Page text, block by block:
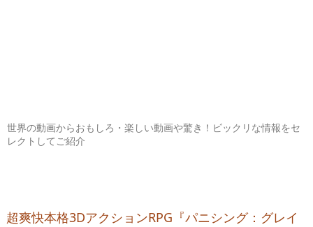
世界の動画からおもしろ・楽しい動画や驚き！ビックリな情報をセ
レクトしてご紹介
超爽快本格3DアクションRPG『パニシング：グレイ